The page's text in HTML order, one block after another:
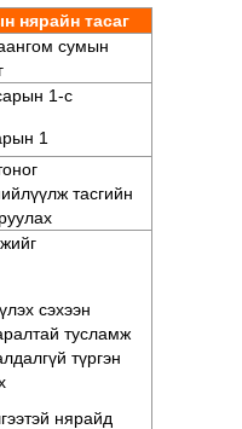
нярайн тасaг
сумын
1-с
1
тасгийн
сэхээн
тусламж
түргэн
нярайд